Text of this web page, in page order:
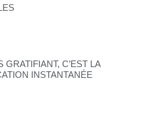
GRATIFIANT, C’EST LA
INSTANTANÉE